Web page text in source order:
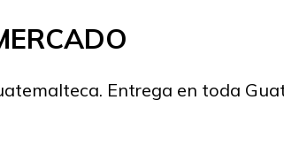
Entrega en toda